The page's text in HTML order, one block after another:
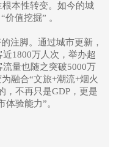
本性转变。如今的城
值挖掘” 。
注脚。通过城市更新，
1800万人次，举办超
量也随之突破5000万
融合“文旅+潮流+烟火
，不再只是GDP，更是
验能力”。